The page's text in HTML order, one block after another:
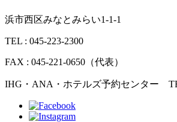
浜市西区みなとみらい1-1-1
TEL : 045-223-2300
FAX : 045-221-0650（代表）
IHG・ANA・ホテルズ予約センター